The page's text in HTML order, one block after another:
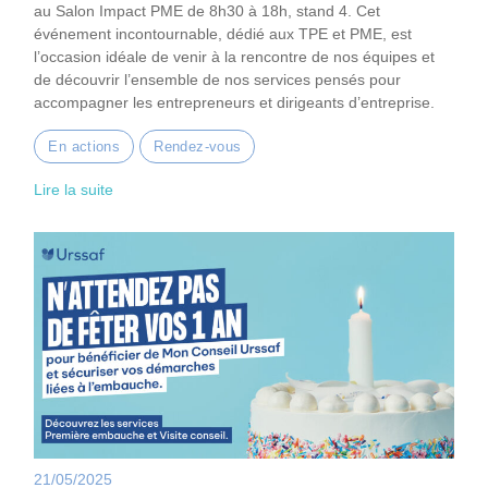
au Salon Impact PME de 8h30 à 18h, stand 4. Cet
événement incontournable, dédié aux TPE et PME, est
l’occasion idéale de venir à la rencontre de nos équipes et
de découvrir l’ensemble de nos services pensés pour
accompagner les entrepreneurs et dirigeants d’entreprise.
En actions Rendez-vous
Lire la suite
21/05/2025